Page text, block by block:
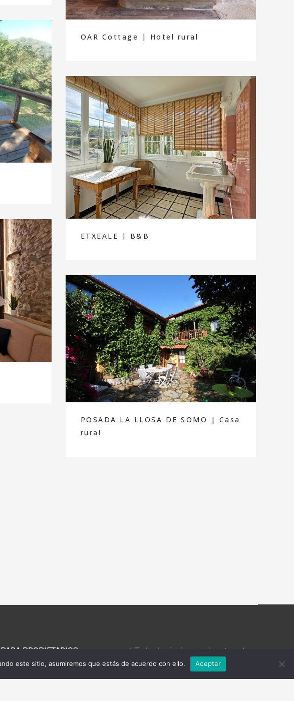
OAR Cottage | Hotel rural
ETXEALE | B&B
POSADA LA LLOSA DE SOMO | Casa
rural
PARA PROPIETARIOS
* Todas las imágenes de esta web
son propiedad de cada alojamiento.
este sitio, asumiremos que estás de acuerdo con ello. Aceptar